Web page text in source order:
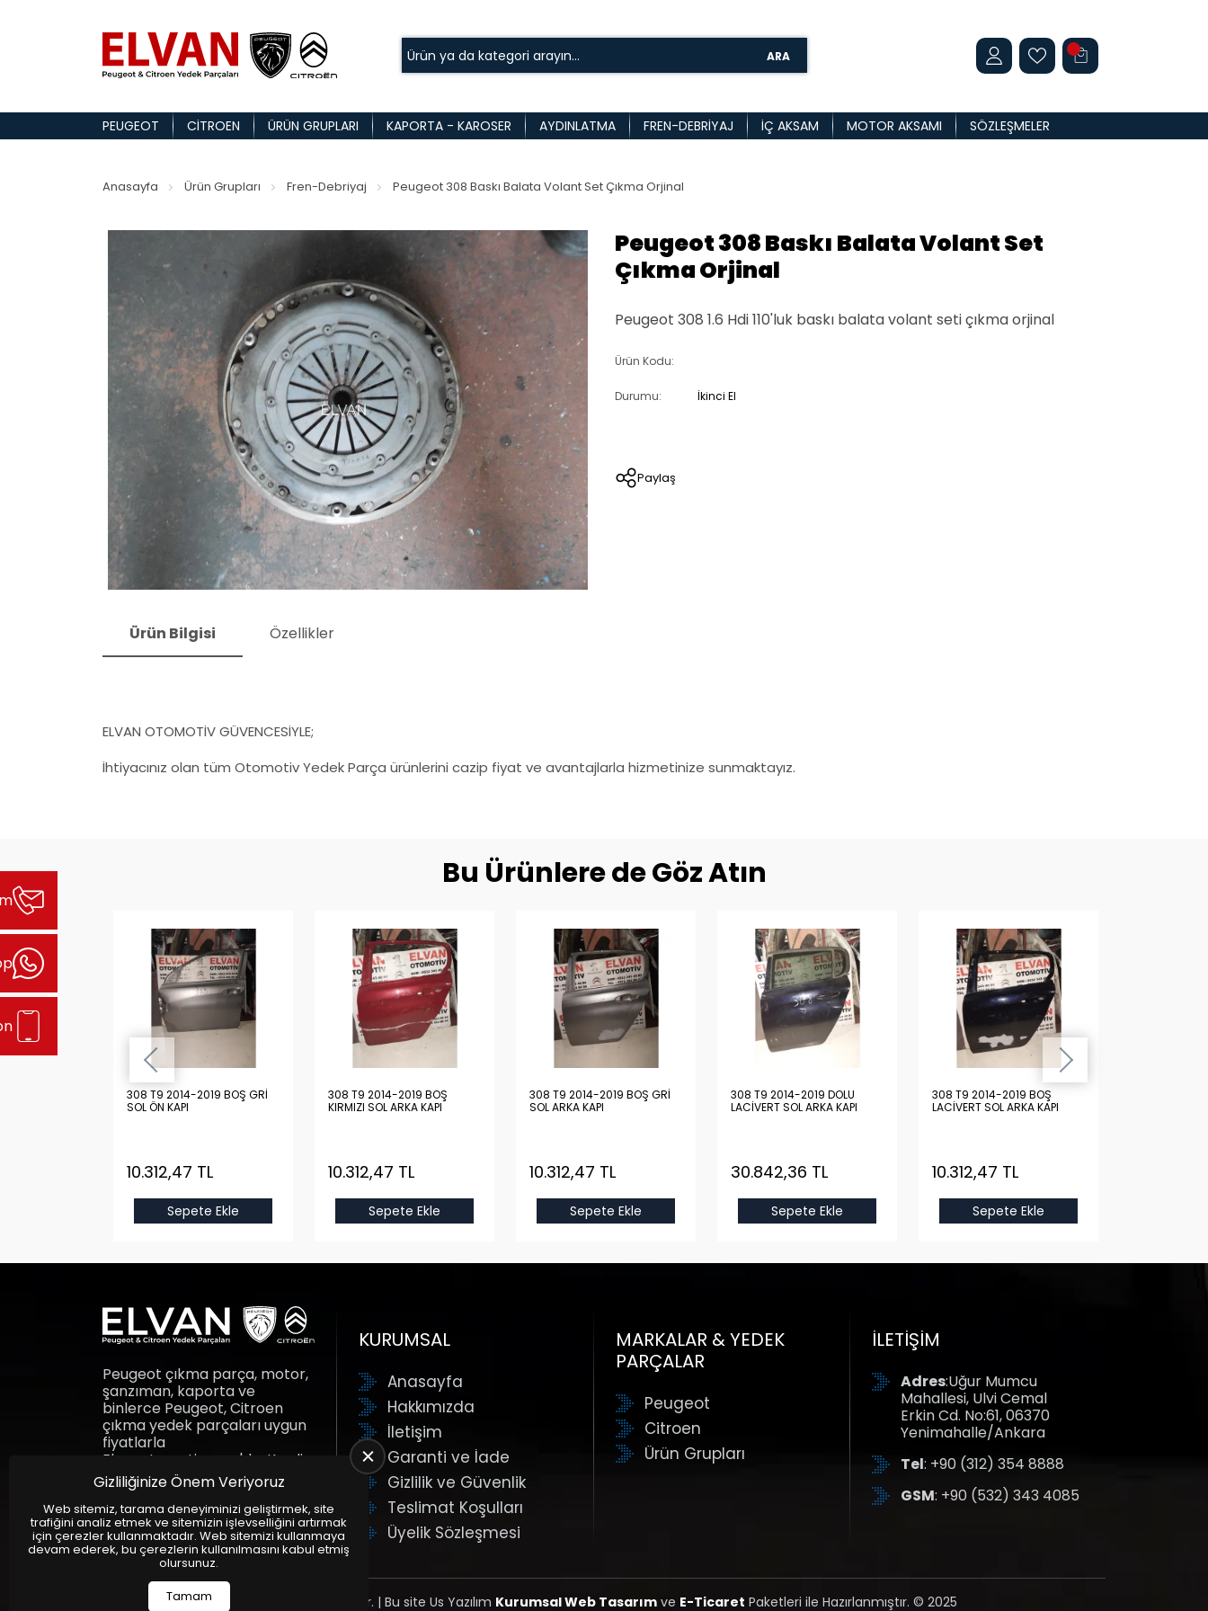
ARA
PEUGEOT CITROEN ÜRÜN GRUPLARI KAPORTA - KAROSER AYDINLATMA FREN-DEBRIYAJ İÇ AKSAM MOTOR AKSAMI SÖZLEŞMELER
Anasayfa Ürün Grupları Fren-Debriyaj Peugeot 308 Baskı Balata Volant Set Çıkma Orjinal
Peugeot 308 Baskı Balata Volant Set
Çıkma Orjinal
Peugeot 308 1.6 Hdi 110'luk baskı balata volant seti çıkma orjinal
Ürün Kodu:
Durumu: İkinci El
Paylaş
Ürün Bilgisi Özellikler
ELVAN OTOMOTİV GÜVENCESİYLE;
İhtiyacınız olan tüm Otomotiv Yedek Parça ürünlerini cazip fiyat ve avantajlarla hizmetinize sunmaktayız.
Bu Ürünlere de Göz Atın
308 T9 2014-2019 BOŞ GRİ
SOL ÖN KAPI
10.312,47 TL
Sepete Ekle
308 T9 2014-2019 BOŞ
KIRMIZI SOL ARKA KAPI
10.312,47 TL
Sepete Ekle
308 T9 2014-2019 BOŞ GRİ
SOL ARKA KAPI
10.312,47 TL
Sepete Ekle
308 T9 2014-2019 DOLU
LACİVERT SOL ARKA KAPI
30.842,36 TL
Sepete Ekle
308 T9 2014-2019 BOŞ
LACİVERT SOL ARKA KAPI
10.312,47 TL
Sepete Ekle
Peugeot çıkma parça, motor,
şanzıman, kaporta ve
binlerce Peugeot, Citroen
çıkma yedek parçaları uygun
fiyatlarla
Elvanotomotiv.com'da. Kredi
kartına taksit fırsatı ile yedek
parçalar adresine gelsin.
Elvan Otomotiv.
KURUMSAL
Anasayfa
Hakkımızda
İletişim
Garanti ve İade
Gizlilik ve Güvenlik
Teslimat Koşulları
Üyelik Sözleşmesi
MARKALAR & YEDEK
PARÇALAR
Peugeot
Citroen
Ürün Grupları
İLETIŞIM
Adres:Uğur Mumcu
Mahallesi, Ulvi Cemal
Erkin Cd. No:61, 06370
Yenimahalle/Ankara
Tel: +90 (312) 354 8888
GSM: +90 (532) 343 4085
Tüm Hakları Saklıdır. | Bu site Us Yazılım Kurumsal Web Tasarımve E-Ticaret Paketleri ile Hazırlanmıştır. © 2025
Gizliliğinize Önem Veriyoruz
Web sitemiz, tarama deneyiminizi geliştirmek, site
trafiğini analiz etmek ve sitemizin işlevselliğini artırmak
için çerezler kullanmaktadır. Web sitemizi kullanmaya
devam ederek, bu çerezlerin kullanılmasını kabul etmiş
olursunuz.
Tamam